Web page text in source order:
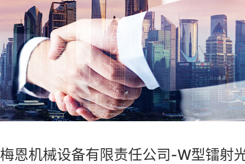
恩机械设备有限责任公司-W型镭射